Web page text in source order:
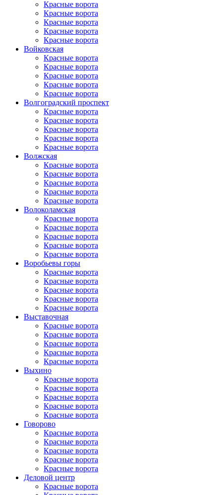
Красные ворота
Красные ворота
Красные ворота
Красные ворота
Красные ворота
Войковская
Красные ворота
Красные ворота
Красные ворота
Красные ворота
Красные ворота
Волгоградский проспект
Красные ворота
Красные ворота
Красные ворота
Красные ворота
Красные ворота
Волжская
Красные ворота
Красные ворота
Красные ворота
Красные ворота
Красные ворота
Волоколамская
Красные ворота
Красные ворота
Красные ворота
Красные ворота
Красные ворота
Воробьевы горы
Красные ворота
Красные ворота
Красные ворота
Красные ворота
Красные ворота
Выставочная
Красные ворота
Красные ворота
Красные ворота
Красные ворота
Красные ворота
Выхино
Красные ворота
Красные ворота
Красные ворота
Красные ворота
Красные ворота
Говорово
Красные ворота
Красные ворота
Красные ворота
Красные ворота
Красные ворота
Деловой центр
Красные ворота